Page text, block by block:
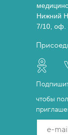
Нижний
7/10, оф.
e-
чтобы